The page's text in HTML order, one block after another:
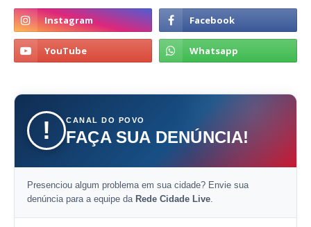
! CANAL DO POVO
FAÇA SUA DENÚNCIA!
Presenciou algum problema em sua cidade? Envie sua
denúncia para a equipe da Rede Cidade Live